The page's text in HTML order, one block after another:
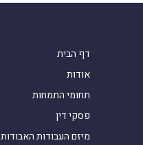
דף הבית
אודות
תחומי התמחות
פסקי דין
מיזם העבודות האבודות